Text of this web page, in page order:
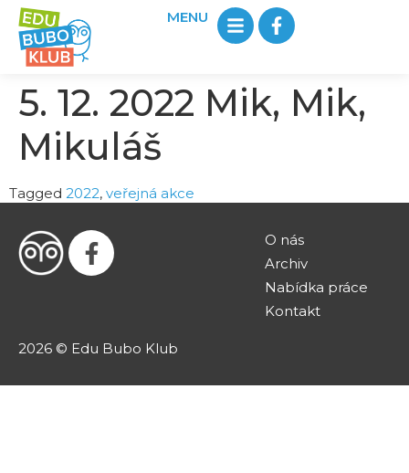
MENU
5. 12. 2022 Mik, Mik,
Mikuláš
Tagged 2022, veřejná akce
O nás
Archiv
Nabídka práce
Kontakt
2026 © Edu Bubo Klub